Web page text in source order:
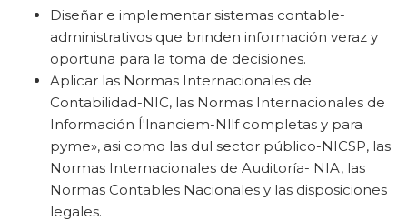
Diseñar e implementar sistemas contable-
administrativos que brinden información veraz y
oportuna para la toma de decisiones.
Aplicar las Normas Internacionales de
Contabilidad-NIC, las Normas Internacionales de
Información Í'lnanciem-Nllf completas y para
pyme», asi como las dul sector público-NICSP, las
Normas Internacionales de Auditoría- NIA, las
Normas Contables Nacionales y las disposiciones
legales.